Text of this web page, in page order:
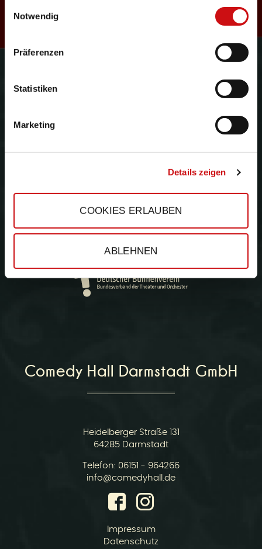
Notwendig
Präferenzen
Statistiken
Marketing
Details zeigen
COOKIES ERLAUBEN
ABLEHNEN
R
e
s
e
Comedy Hall Darmstadt GmbH
Heidelberger Straße 131
64285 Darmstadt
Telefon: 06151 - 964266
E-
info@comedyhall.de
Impressum
Datenschutz